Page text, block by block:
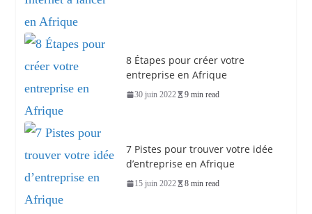
8 Étapes pour créer votre
entreprise en Afrique
30 juin 2022 9 min read
7 Pistes pour trouver votre idée
d’entreprise en Afrique
15 juin 2022 8 min read